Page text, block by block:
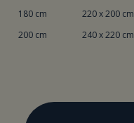
180 cm
220 x 200 cm
200 cm
240 x 220 cm